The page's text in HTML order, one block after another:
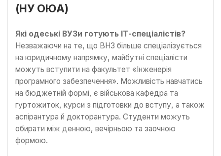
(НУ ОЮА)
Які одеські ВУЗи готують ІТ-спеціалістів?
Незважаючи на те, що ВНЗ більше спеціалізується
на юридичному напрямку, майбутні спеціалісти
можуть вступити на факультет «Інженерія
програмного забезпечення». Можливість навчатись
на бюджетній формі, є військова кафедра та
гуртожиток, курси з підготовки до вступу, а також
аспірантура й докторантура. Студенти можуть
обирати між денною, вечірньою та заочною
формою.